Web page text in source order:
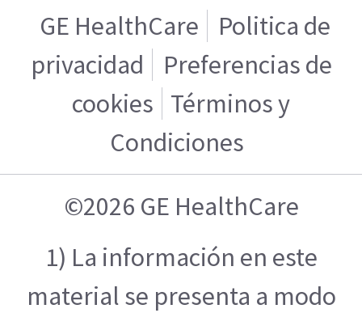
GE HealthCare
Politica de
privacidad
Preferencias de
cookies Términos y
Condiciones
©2026 GE HealthCare
1) La información en este
material se presenta a modo